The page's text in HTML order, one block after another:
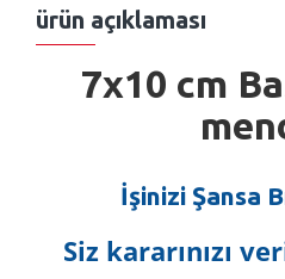
ürün açıklaması
7x10 cm
İşinizi Şansa
Siz kararınızı